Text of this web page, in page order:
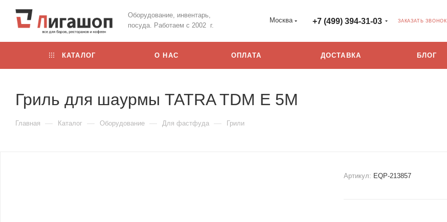
Оборудование, инвентарь,
посуда. Работаем с 2002 г.
Москва +7 (499) 394-31-03 ЗАКАЗАТЬ ЗВОНОК
КАТАЛОГ О НАС ОПЛАТА ДОСТАВКА БЛОГ
Гриль для шаурмы TATRA TDM E 5M
Главная — Каталог — Оборудование — Для фастфуда — Грили
Артикул: EQP-213857